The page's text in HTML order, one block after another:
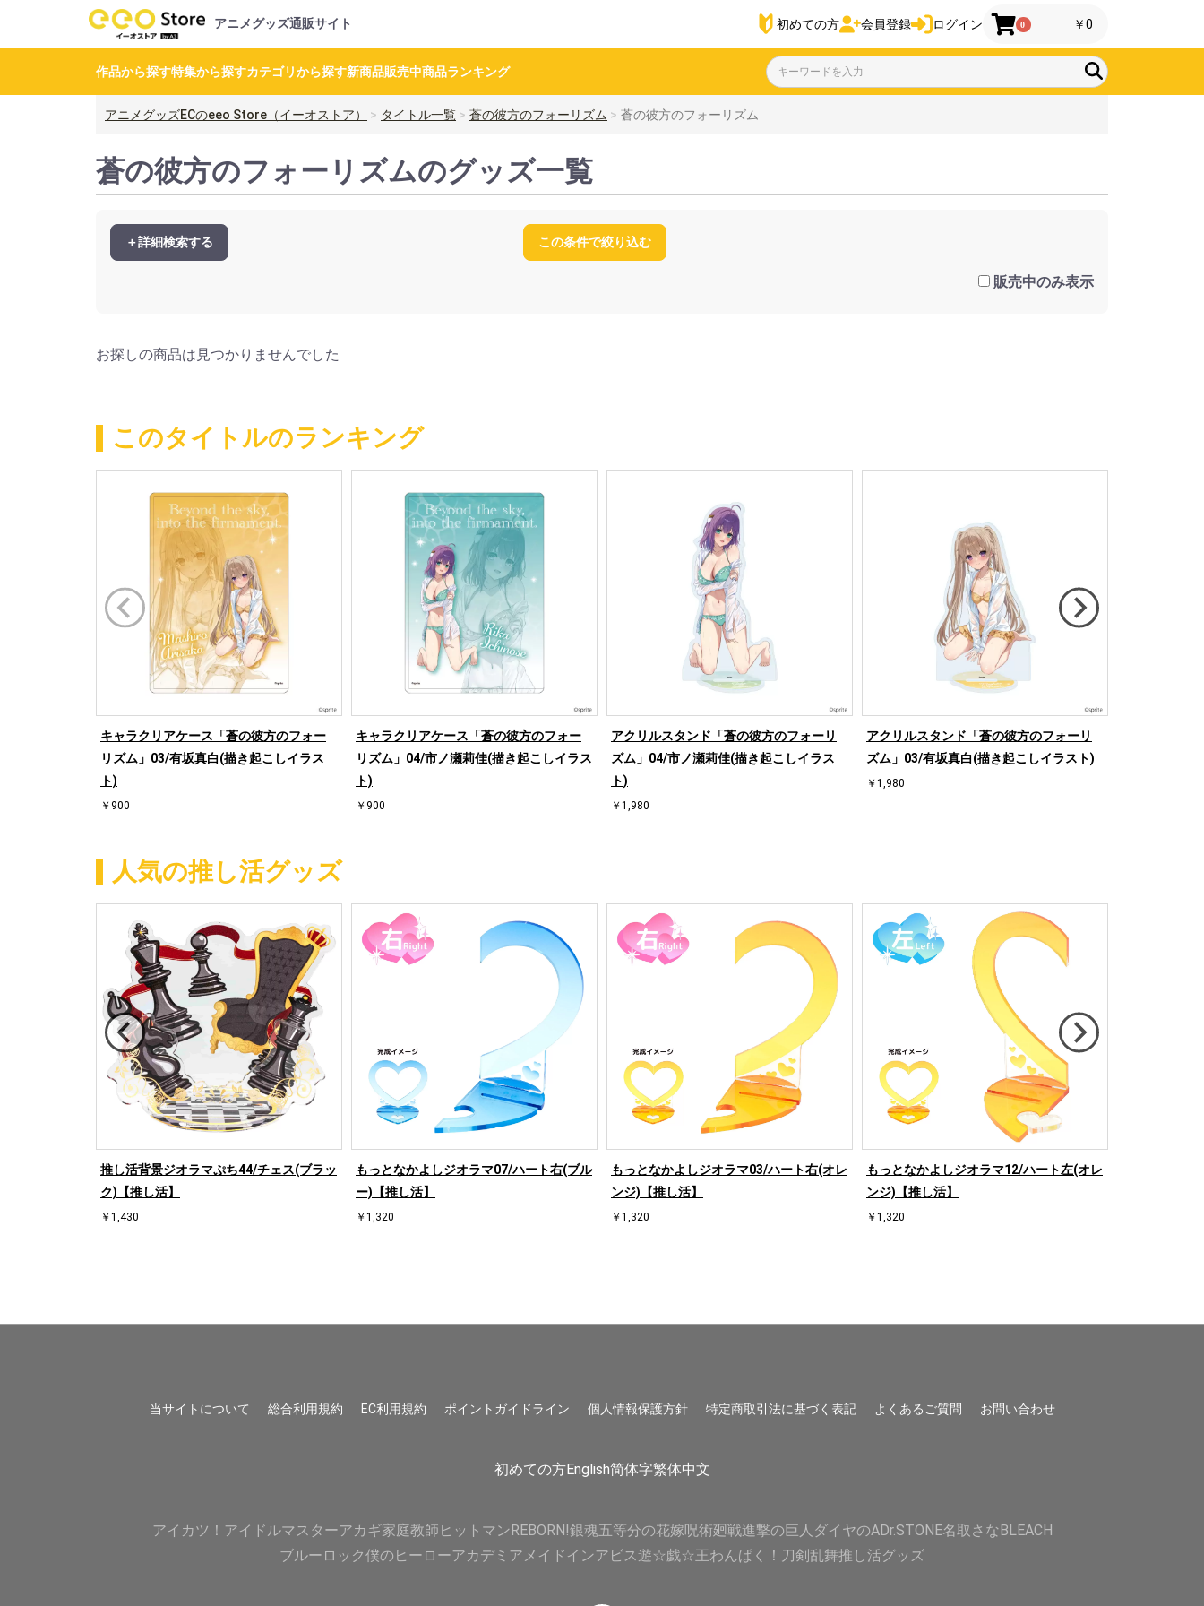
アニメグッズ通販サイト 初めての方 会員登録 ログイン 0 ￥0
作品から探す特集から探すカテゴリから探す新商品販売中商品ランキング
アニメグッズECのeeo Store（イーオストア） タイトル一覧 蒼の彼方のフォーリズム 蒼の彼方のフォーリズム
蒼の彼方のフォーリズムのグッズ一覧
＋詳細検索する この条件で絞り込む
販売中のみ表示
お探しの商品は見つかりませんでした
このタイトルのランキング
キャラクリアケース「蒼の彼方のフォー
リズム」03/有坂真白(描き起こしイラス
ト)
￥900
キャラクリアケース「蒼の彼方のフォー
リズム」04/市ノ瀬莉佳(描き起こしイラス
ト)
￥900
アクリルスタンド「蒼の彼方のフォーリ
ズム」04/市ノ瀬莉佳(描き起こしイラス
ト)
￥1,980
アクリルスタンド「蒼の彼方のフォーリ
ズム」03/有坂真白(描き起こしイラスト)
￥1,980
人気の推し活グッズ
推し活背景ジオラマぷち44/チェス(ブラッ
ク)【推し活】
￥1,430
もっとなかよしジオラマ07/ハート右(ブル
ー)【推し活】
￥1,320
もっとなかよしジオラマ03/ハート右(オレ
ンジ)【推し活】
￥1,320
もっとなかよしジオラマ12/ハート左(オレ
ンジ)【推し活】
￥1,320
当サイトについて 総合利用規約 EC利用規約 ポイントガイドライン 個人情報保護方針 特定商取引法に基づく表記 よくあるご質問 お問い合わせ
初めての方English简体字繁体中文
アイカツ！ アイドルマスターアカギ家庭教師ヒットマンREBORN!銀魂五等分の花嫁呪術廻戦進撃の巨人 ダイヤのADr.STONE名取さなBLEACH
ブルーロック僕のヒーローアカデミア メイドインアビス遊☆戯☆王わんぱく！刀剣乱舞推し活グッズ